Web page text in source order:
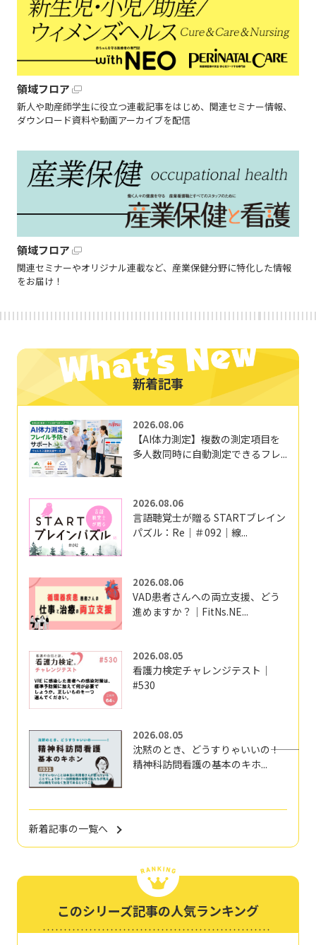
領域フロア
新人や助産師学生に役立つ連載記事をはじめ、関連セミナー情報、
ダウンロード資料や動画アーカイブを配信
領域フロア
関連セミナーやオリジナル連載など、産業保健分野に特化した情報
をお届け！
新着記事
2026.08.06
【AI体力測定】複数の測定項目を
多人数同時に自動測定できるフレ...
2026.08.06
言語聴覚士が贈る STARTブレイン
パズル：Re｜＃092｜線...
2026.08.06
VAD患者さんへの両立支援、どう
進めますか？｜FitNs.NE...
2026.08.05
看護力検定チャレンジテスト｜
#530
2026.08.05
沈黙のとき、どうすりゃいいの―――！
精神科訪問看護の基本のキホ...
新着記事の一覧へ
このシリーズ記事の人気ランキング